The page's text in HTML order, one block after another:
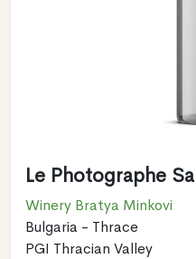
Le Photographe
Winery Bratya Minkovi
Bulgaria - Thrace
PGI Thracian Valley